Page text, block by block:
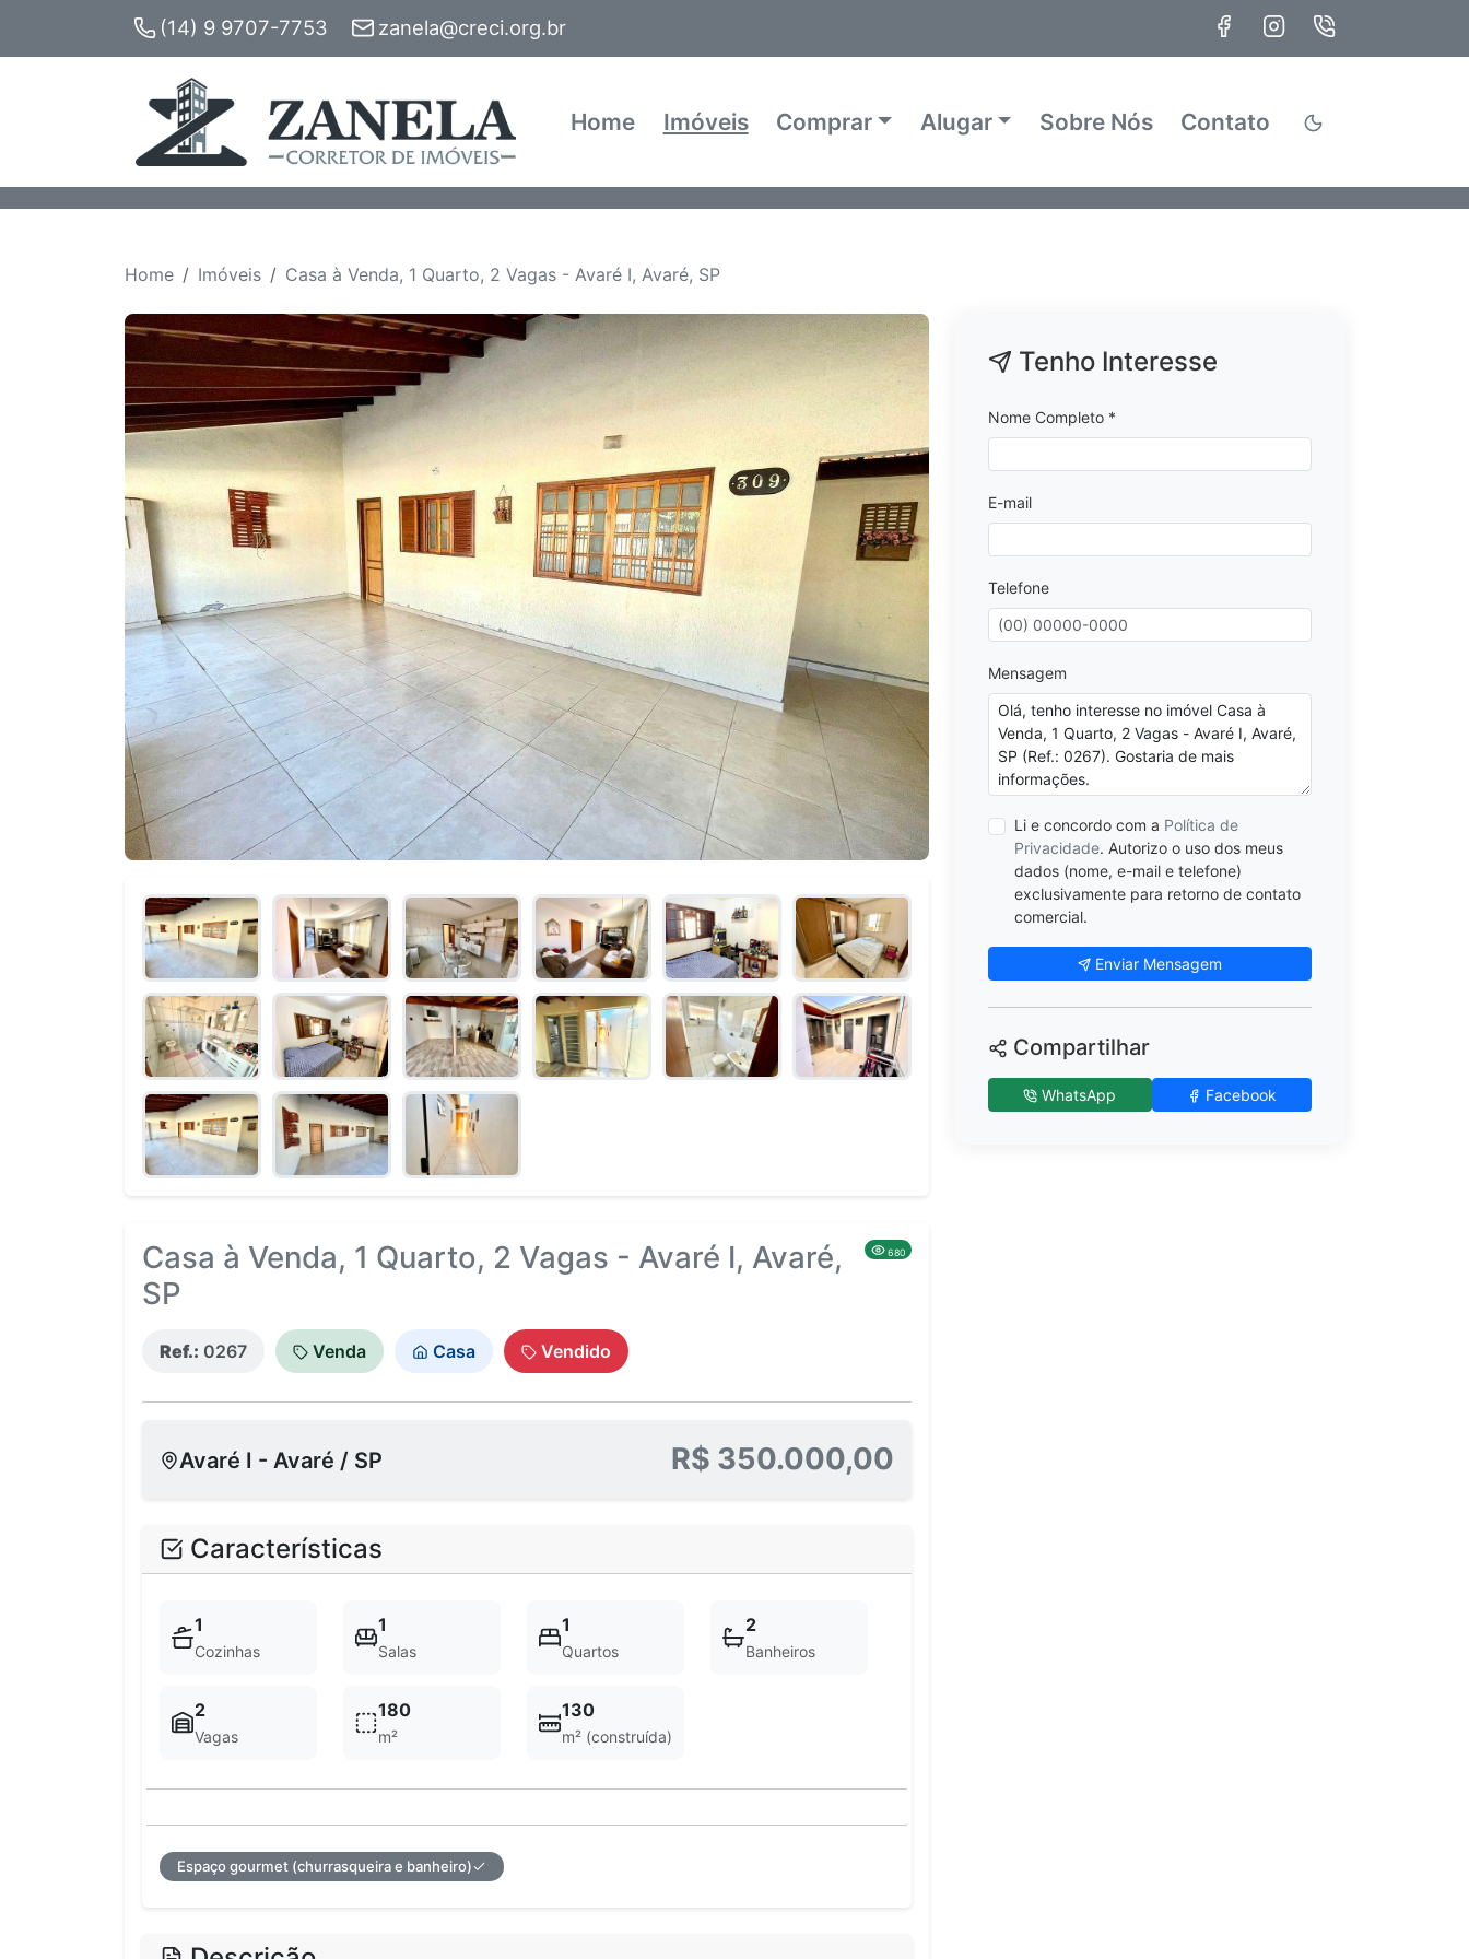
(14) 9 9707-7753 zanela@creci.org.br
Home Imóveis Comprar Alugar Sobre Nós Contato
Home Imóveis Casa à Venda, 1 Quarto, 2 Vagas - Avaré I, Avaré, SP
Casa à Venda, 1 Quarto, 2 Vagas - Avaré I, Avaré,
SP
680
Ref.: 0267 Venda Casa Vendido
Avaré I - Avaré / SP R$ 350.000,00
Características
1
Cozinhas
1
Salas
1
Quartos
2
Banheiros
2
Vagas
180
m²
130
m² (construída)
Espaço gourmet (churrasqueira e banheiro)
Tenho Interesse
Nome Completo *
E-mail
Telefone
Mensagem
Li e concordo com a Política de
Privacidade. Autorizo o uso dos meus
dados (nome, e-mail e telefone)
exclusivamente para retorno de contato
comercial.
Enviar Mensagem
Compartilhar
WhatsApp Facebook